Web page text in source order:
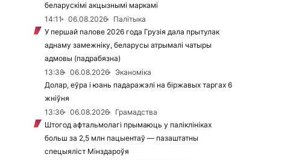
беларускімі акцызнымі маркамі
14:11
06.08.2026
Палітыка
У першай палове 2026 года Грузія дала прытулак
аднаму замежніку, беларусы атрымалі чатыры
адмовы (падрабязна)
13:38
06.08.2026
Эканоміка
Долар, еўра і юань падаражэлі на біржавых таргах 6
жніўня
13:36
06.08.2026
Грамадства
Штогод афтальмолагі прымаюць у паліклініках
больш за 2,5 млн пацыентаў — пазаштатны
спецыяліст Мінздароўя